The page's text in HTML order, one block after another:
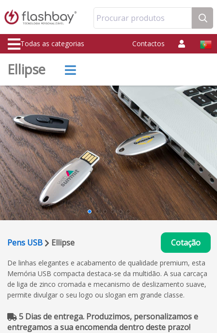
Procurar produtos
Todas as categorias Contactos
Ellipse
Pens USB Ellipse Cotação
De linhas elegantes e acabamento de qualidade premium, esta
Memória USB compacta destaca-se da multidão. A sua carcaça
de liga de zinco cromada e mecanismo de deslizamento suave,
permite divulgar o seu logo ou slogan em grande classe.
5 Dias de entrega. Produzimos, personalizamos e
entregamos a sua encomenda dentro deste prazo!